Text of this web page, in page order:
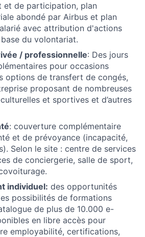
et de participation, plan
abondé par Airbus et plan
avec attribution d'actions
du volontariat.
/ professionnelle: Des jours
pour occasions
options de transfert de congés,
proposant de nombreuses
et sportives et d’autres
: couverture complémentaire
et de prévoyance (incapacité,
Selon le site : centre de services
de conciergerie, salle de sport,
individuel: des opportunités
possibilités de formations
de plus de 10.000 e-
en libre accès pour
employabilité, certifications,